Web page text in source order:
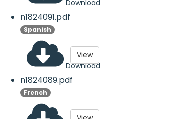
Download
n1824091.pdf
Spanish
Download
View
n1824089.pdf
French